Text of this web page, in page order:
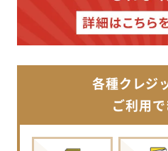
各種クレジ
ご利用